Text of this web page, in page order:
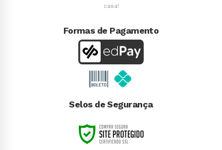
casa!
Formas de Pagamento
Selos de Segurança